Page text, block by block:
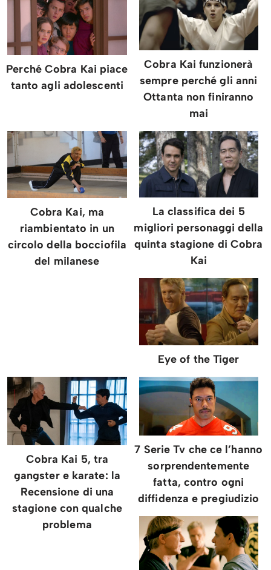
Perché Cobra Kai piace
tanto agli adolescenti
Cobra Kai funzionerà
sempre perché gli anni
Ottanta non finiranno
mai
Cobra Kai, ma
riambientato in un
circolo della bocciofila
del milanese
La classifica dei 5
migliori personaggi della
quinta stagione di Cobra
Kai
Eye of the Tiger
Cobra Kai 5, tra
gangster e karate: la
Recensione di una
stagione con qualche
problema
7 Serie Tv che ce l’hanno
sorprendentemente
fatta, contro ogni
diffidenza e pregiudizio